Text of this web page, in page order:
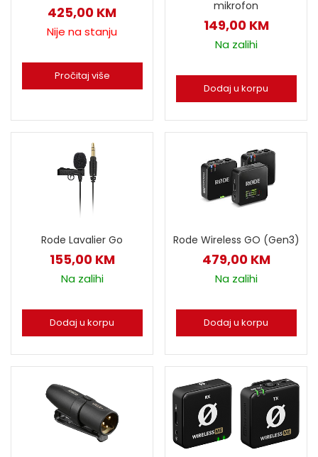
425,00 KM
Nije na stanju
Pročitaj više
mikrofon
149,00 KM
Na zalihi
Dodaj u korpu
Rode Lavalier Go
155,00 KM
Na zalihi
Dodaj u korpu
Rode Wireless GO (Gen3)
479,00 KM
Na zalihi
Dodaj u korpu